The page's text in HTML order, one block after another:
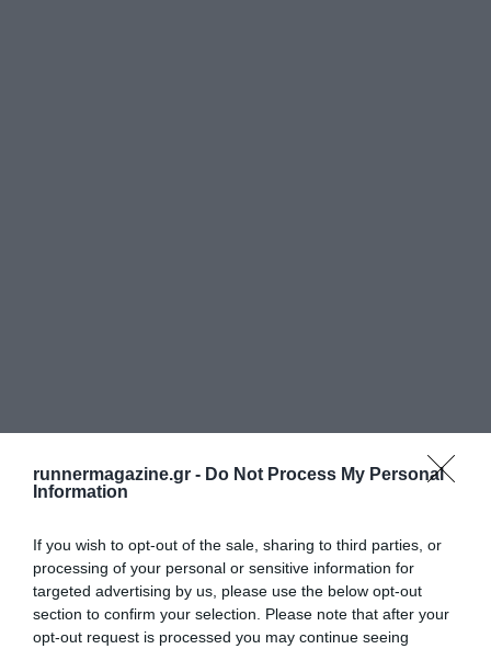
runnermagazine.gr - Do Not Process My Personal
Information
If you wish to opt-out of the sale, sharing to third parties, or
processing of your personal or sensitive information for
targeted advertising by us, please use the below opt-out
section to confirm your selection. Please note that after your
opt-out request is processed you may continue seeing